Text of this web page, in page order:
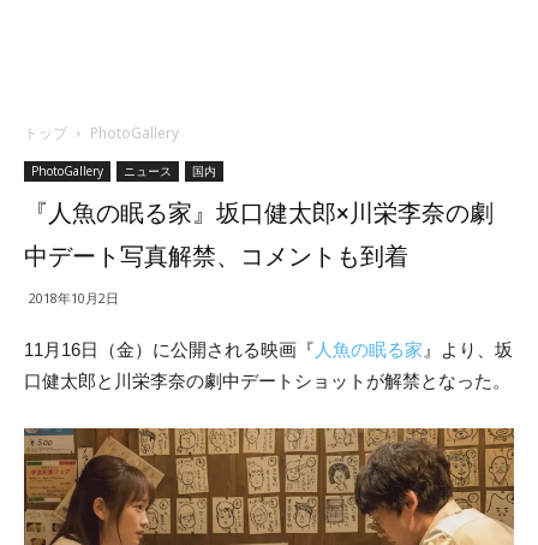
トップ PhotoGallery
PhotoGallery ニュース 国内
『人魚の眠る家』坂口健太郎×川栄李奈の劇
中デート写真解禁、コメントも到着
2018年10月2日
11月16日（金）に公開される映画『 人魚の眠る家 』より、坂
口健太郎と川栄李奈の劇中デートショットが解禁となった。